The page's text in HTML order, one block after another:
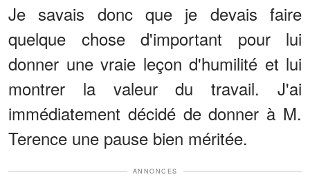
Je savais donc que je devais faire
quelque chose d'important pour lui
donner une vraie leçon d'humilité et lui
montrer la valeur du travail. J'ai
immédiatement décidé de donner à M.
Terence une pause bien méritée.
ANNONCES